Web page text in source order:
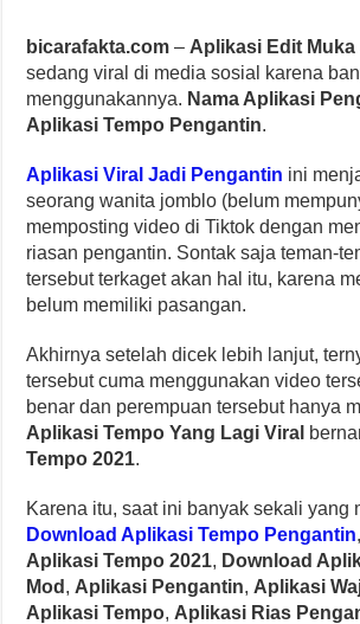
bicarafakta.com – Aplikasi Edit
sedang viral di media sosial karena
menggunakannya. Nama Aplikasi
Aplikasi Tempo Pengantin.
Aplikasi Viral Jadi Pengantin ini
seorang wanita jomblo (belum
memposting video di Tiktok dengan
riasan pengantin. Sontak saja teman-
tersebut terkaget akan hal itu, karena
belum memiliki pasangan.
Akhirnya setelah dicek lebih lanjut,
tersebut cuma menggunakan video
benar dan perempuan tersebut hanya
Aplikasi Tempo Yang Lagi Viral
Tempo 2021.
Karena itu, saat ini banyak sekali yang
Download Aplikasi Tempo Pengantin,
Aplikasi Tempo 2021, Download
Mod , Aplikasi Pengantin, Aplikasi
Aplikasi Tempo, Aplikasi Rias